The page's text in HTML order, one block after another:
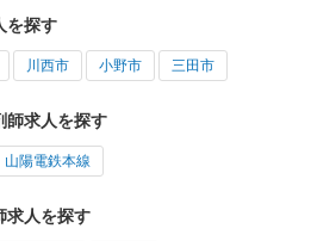
を探す
川西市 小野市 三田市
師求人を探す
山陽電鉄本線
求人を探す